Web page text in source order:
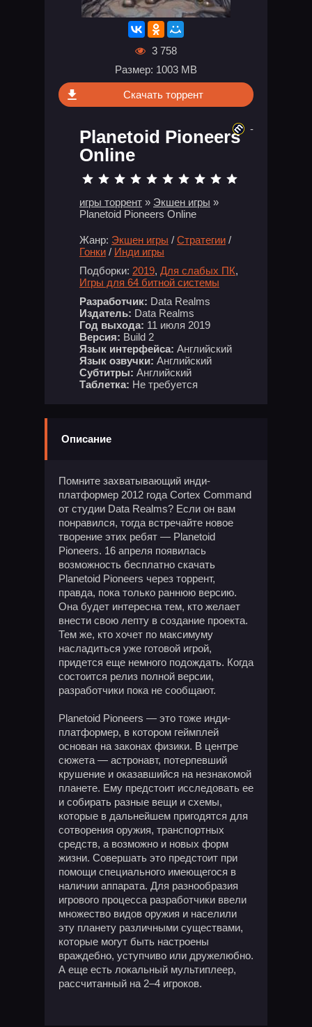
3 758
Размер: 1003 MB
Скачать торрент
Planetoid Pioneers
Online
игры торрент » Экшен игры »
Planetoid Pioneers Online
Жанр: Экшен игры / Стратегии /
Гонки / Инди игры
Подборки: 2019, Для слабых ПК,
Игры для 64 битной системы
Разработчик: Data Realms
Издатель: Data Realms
Год выхода: 11 июля 2019
Версия: Build 2
Язык интерфейса: Английский
Язык озвучки: Английский
Субтитры: Английский
Таблетка: Не требуется
-
Описание
Помните захватывающий инди-
платформер 2012 года Cortex Command
от студии Data Realms? Если он вам
понравился, тогда встречайте новое
творение этих ребят — Planetoid
Pioneers. 16 апреля появилась
возможность бесплатно скачать
Planetoid Pioneers через торрент,
правда, пока только раннюю версию.
Она будет интересна тем, кто желает
внести свою лепту в создание проекта.
Тем же, кто хочет по максимуму
насладиться уже готовой игрой,
придется еще немного подождать. Когда
состоится релиз полной версии,
разработчики пока не сообщают.
Planetoid Pioneers — это тоже инди-
платформер, в котором геймплей
основан на законах физики. В центре
сюжета — астронавт, потерпевший
крушение и оказавшийся на незнакомой
планете. Ему предстоит исследовать ее
и собирать разные вещи и схемы,
которые в дальнейшем пригодятся для
сотворения оружия, транспортных
средств, а возможно и новых форм
жизни. Совершать это предстоит при
помощи специального имеющегося в
наличии аппарата. Для разнообразия
игрового процесса разработчики ввели
множество видов оружия и населили
эту планету различными существами,
которые могут быть настроены
враждебно, уступчиво или дружелюбно.
А еще есть локальный мультиплеер,
рассчитанный на 2–4 игроков.